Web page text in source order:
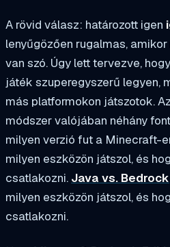
A rövid válasz: határozott igen
lenyűgözően rugalmas,
van szó. Úgy lett tervezve,
játék szuperegyszerű legyen,
más platformokon játszotok.
módszer valójában néhány
milyen verzió fut a Minecraft-
milyen eszközön játszol, és
csatlakozni. Java vs. Bedrock
milyen eszközön játszol, és
csatlakozni.